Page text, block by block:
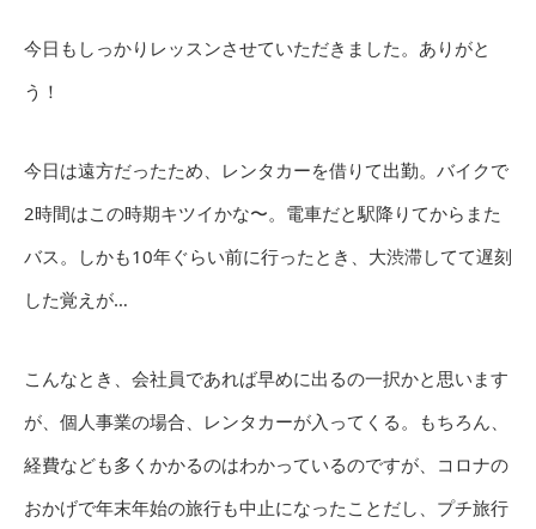
今日もしっかりレッスンさせていただきました。ありがと
う！
今日は遠方だったため、レンタカーを借りて出勤。バイクで
2時間はこの時期キツイかな〜。電車だと駅降りてからまた
バス。しかも10年ぐらい前に行ったとき、大渋滞してて遅刻
した覚えが…
こんなとき、会社員であれば早めに出るの一択かと思います
が、個人事業の場合、レンタカーが入ってくる。もちろん、
経費なども多くかかるのはわかっているのですが、コロナの
おかげで年末年始の旅行も中止になったことだし、プチ旅行